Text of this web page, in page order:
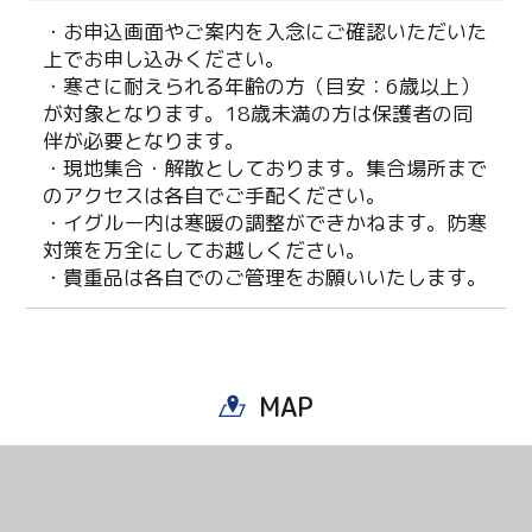
・お申込画面やご案内を入念にご確認いただいた
上でお申し込みください。
・寒さに耐えられる年齢の方（目安：6歳以上）
が対象となります。18歳未満の方は保護者の同
伴が必要となります。
・現地集合・解散としております。集合場所まで
のアクセスは各自でご手配ください。
・イグルー内は寒暖の調整ができかねます。防寒
対策を万全にしてお越しください。
・貴重品は各自でのご管理をお願いいたします。
MAP